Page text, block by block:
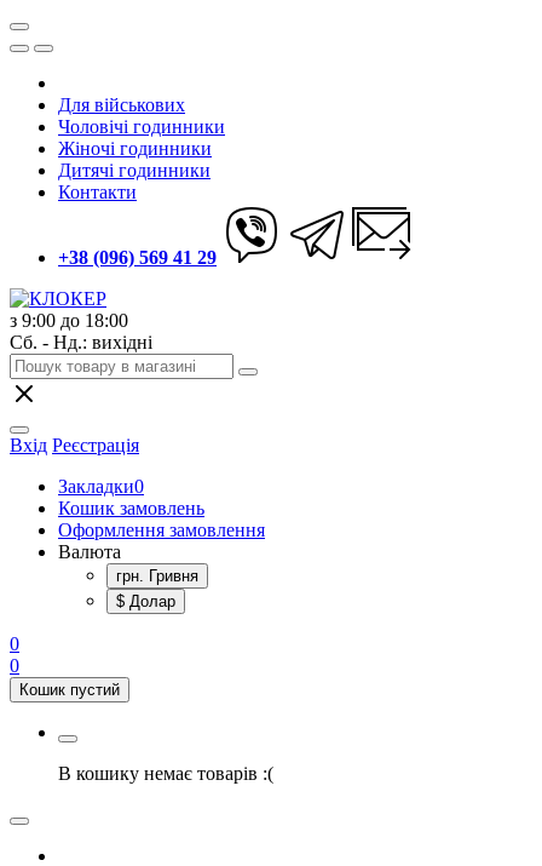
Для військових
Чоловічі годинники
Жіночі годинники
Дитячі годинники
Контакти
+38 (096) 569 41 29
з 9:00 до 18:00
Сб. - Нд.: вихідні
Вхід Реєстрація
Закладки0
Кошик замовлень
Оформлення замовлення
Валюта
грн. Гривня
$ Долар
0
0
Кошик пустий
В кошику немає товарів :(